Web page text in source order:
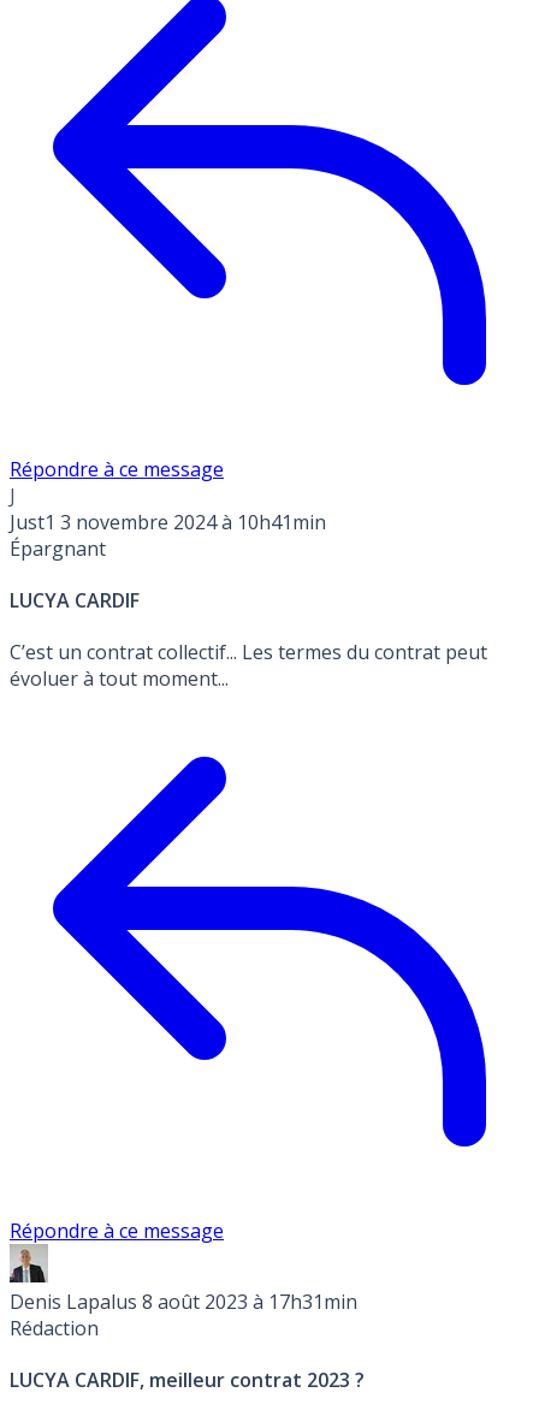
Répondre à ce message
J
Just1 3 novembre 2024 à 10h41min
Épargnant
LUCYA CARDIF
C’est un contrat collectif... Les termes du contrat peut
évoluer à tout moment...
Répondre à ce message
Denis Lapalus 8 août 2023 à 17h31min
Rédaction
LUCYA CARDIF, meilleur contrat 2023 ?